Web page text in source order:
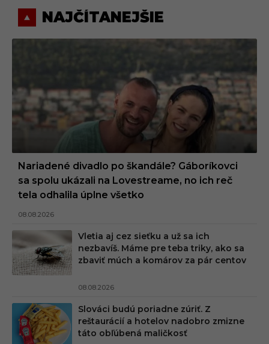
NAJČÍTANEJŠIE
Nariadené divadlo po škandále? Gáboríkovci
sa spolu ukázali na Lovestreame, no ich reč
tela odhalila úplne všetko
08.08.2026
Vletia aj cez sieťku a už sa ich
nezbavíš. Máme pre teba triky, ako sa
zbaviť múch a komárov za pár centov
08.08.2026
Slováci budú poriadne zúriť. Z
reštaurácií a hotelov nadobro zmizne
táto obľúbená maličkosť